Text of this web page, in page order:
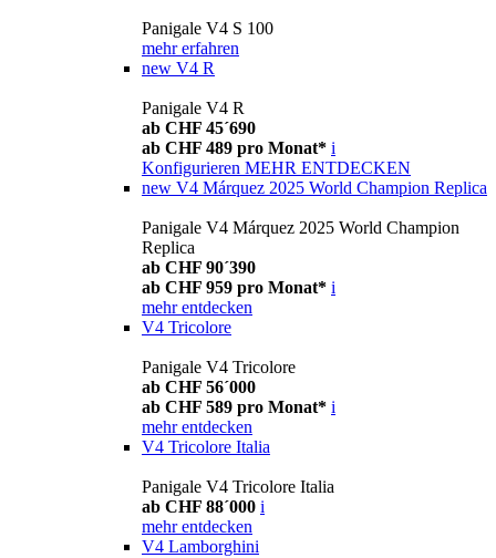
Panigale V4 S 100
mehr erfahren
new V4 R
Panigale V4 R
ab CHF 45´690
ab CHF 489 pro Monat* i
Konfigurieren MEHR ENTDECKEN
new V4 Márquez 2025 World Champion Replica
Panigale V4 Márquez 2025 World Champion
Replica
ab CHF 90´390
ab CHF 959 pro Monat* i
mehr entdecken
V4 Tricolore
Panigale V4 Tricolore
ab CHF 56´000
ab CHF 589 pro Monat* i
mehr entdecken
V4 Tricolore Italia
Panigale V4 Tricolore Italia
ab CHF 88´000 i
mehr entdecken
V4 Lamborghini